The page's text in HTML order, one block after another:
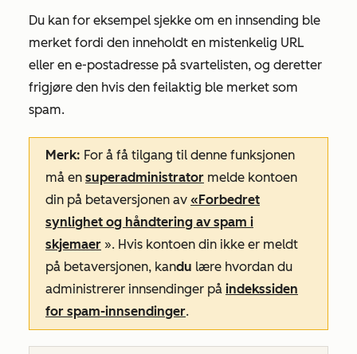
Du kan for eksempel sjekke om en innsending ble
merket fordi den inneholdt en mistenkelig URL
eller en e-postadresse på svartelisten, og deretter
frigjøre den hvis den feilaktig ble merket som
spam.
Merk: For å få tilgang til denne funksjonen
må en superadministrator melde kontoen
din på betaversjonen av «Forbedret
synlighet og håndtering av spam i
skjemaer ». Hvis kontoen din ikke er meldt
på betaversjonen, kandu lære hvordan du
administrerer innsendinger på indekssiden
for spam-innsendinger.